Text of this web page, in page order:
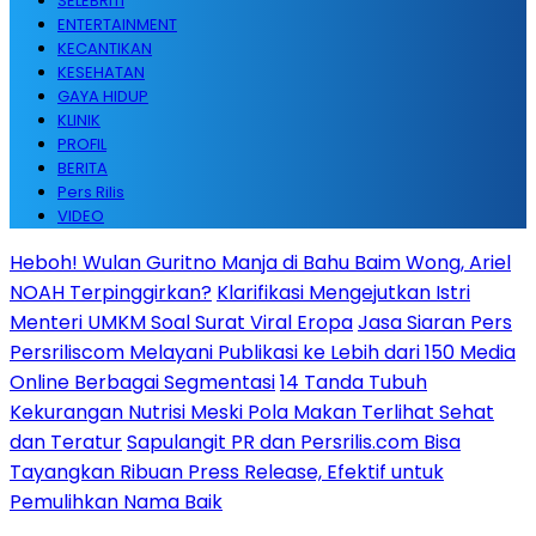
ENTERTAINMENT
KECANTIKAN
KESEHATAN
GAYA HIDUP
KLINIK
PROFIL
BERITA
Pers Rilis
VIDEO
Heboh! Wulan Guritno Manja di Bahu Baim Wong, Ariel
NOAH Terpinggirkan? Klarifikasi Mengejutkan Istri
Menteri UMKM Soal Surat Viral EropaJasa Siaran Pers
Persriliscom Melayani Publikasi ke Lebih dari 150 Media
Online Berbagai Segmentasi14 Tanda Tubuh
Kekurangan Nutrisi Meski Pola Makan Terlihat Sehat
dan TeraturSapulangit PR dan Persrilis.com Bisa
Tayangkan Ribuan Press Release, Efektif untuk
Pemulihkan Nama Baik